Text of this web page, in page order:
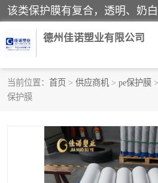
德州佳诺塑业有限公司
当前位置： 首页 > 供应商机 > pe保护膜
保护膜
pe保护膜
地毯保护膜
拉伸缠绕膜